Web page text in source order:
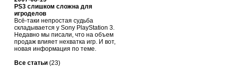
PS3 слишком сложна для
игроделов
Всё-таки непростая судьба
складывается у Sony PlayStation 3.
Недавно мы писали, что на объем
продаж влияет нехватка игр. И вот,
новая информация по теме.
Все статьи (23)